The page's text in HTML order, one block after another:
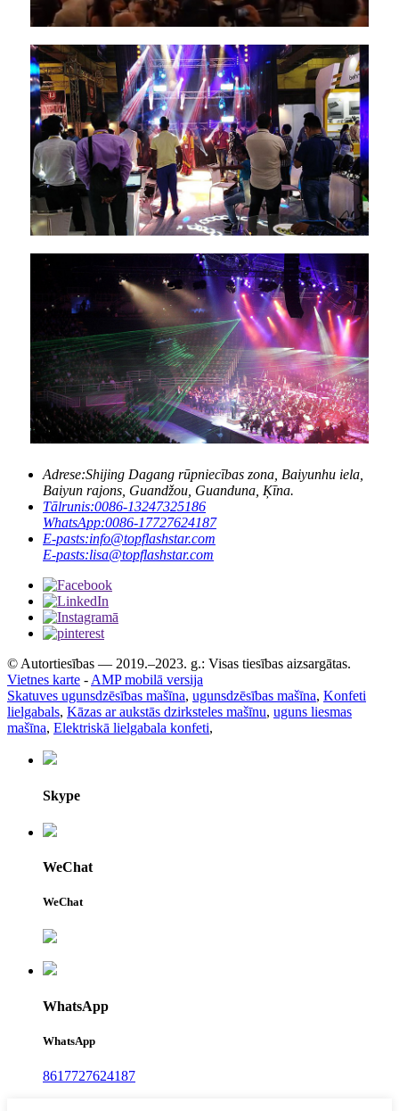
Adrese:Shijing Dagang rūpniecības zona, Baiyunhu iela,
Baiyun rajons, Guandžou, Guanduna, Ķīna.
Tālrunis:0086-13247325186
WhatsApp:0086-17727624187
E-pasts:info@topflashstar.com
E-pasts:lisa@topflashstar.com
© Autortiesības — 2019.–2023. g.: Visas tiesības aizsargātas.
Vietnes karte - AMP mobilā versija
Skatuves ugunsdzēsības mašīna, ugunsdzēsības mašīna, Konfeti
lielgabals, Kāzas ar aukstās dzirksteles mašīnu, uguns liesmas
mašīna, Elektriskā lielgabala konfeti,
Skype
WeChat
WeChat
WhatsApp
WhatsApp
8617727624187